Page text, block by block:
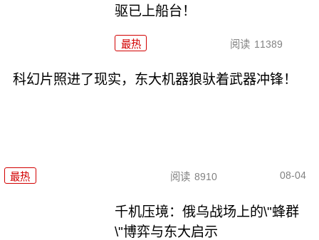
驱已上船台！
最热 阅读 11389
科幻片照进了现实，东大机器狼驮着武器冲锋！
最热 阅读 8910 08-04
千机压境：俄乌战场上的\"蜂群
\"博弈与东大启示